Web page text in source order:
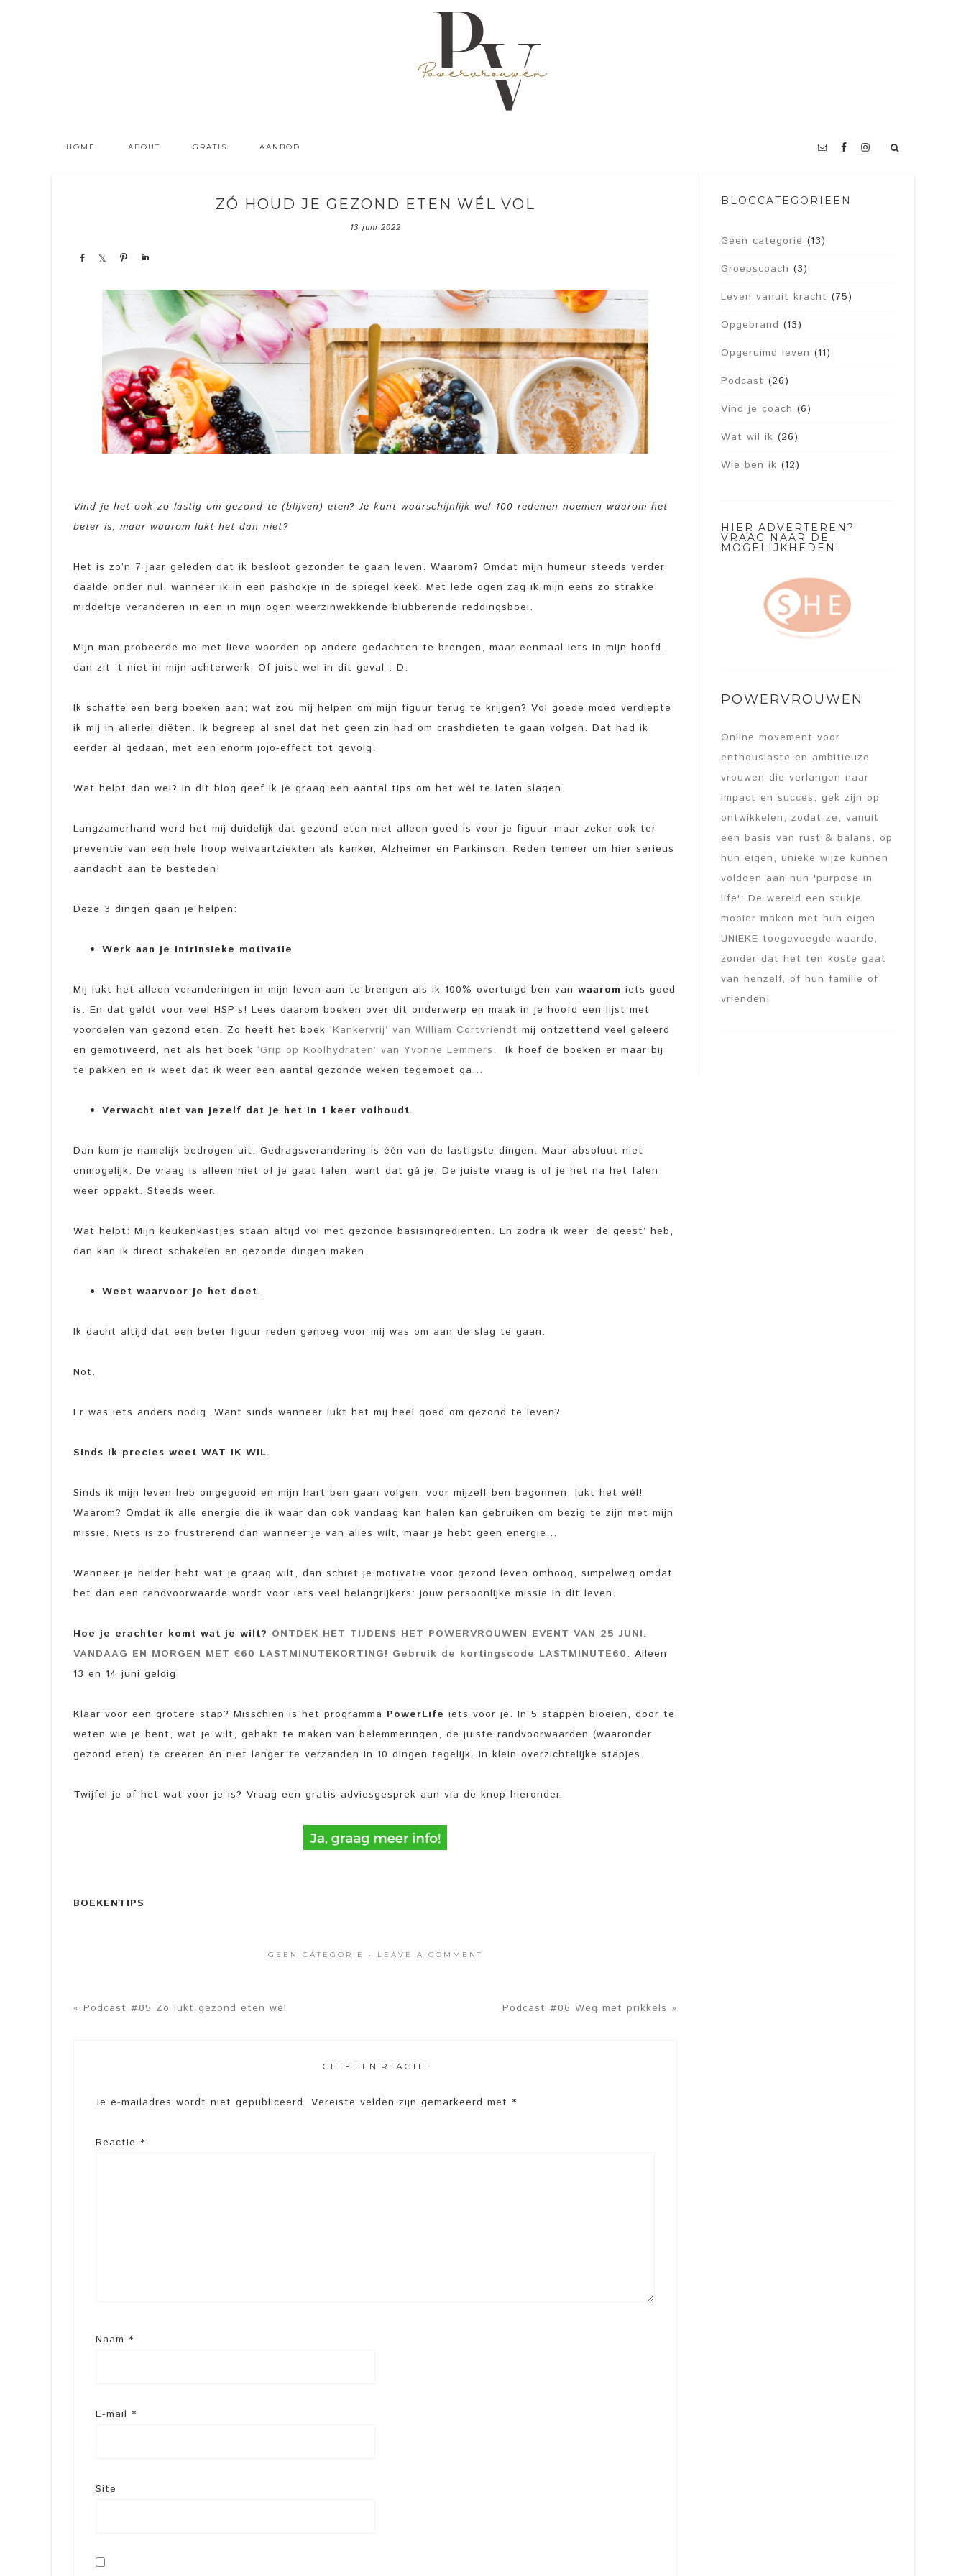
HOME ABOUT GRATIS AANBOD
ZÓ HOUD JE GEZOND ETEN WÉL VOL
13 juni 2022
Share Share Pin
Vind je het ook zo lastig om gezond te (blijven) eten? Je kunt waarschijnlijk wel 100 redenen noemen waarom het
beter is, maar waarom lukt het dan niet?
Het is zo’n 7 jaar geleden dat ik besloot gezonder te gaan leven. Waarom? Omdat mijn humeur steeds verder
daalde onder nul, wanneer ik in een pashokje in de spiegel keek. Met lede ogen zag ik mijn eens zo strakke
middeltje veranderen in een in mijn ogen weerzinwekkende blubberende reddingsboei.
Mijn man probeerde me met lieve woorden op andere gedachten te brengen, maar eenmaal iets in mijn hoofd,
dan zit ’t niet in mijn achterwerk. Of juist wel in dit geval :-D.
Ik schafte een berg boeken aan; wat zou mij helpen om mijn figuur terug te krijgen? Vol goede moed verdiepte
ik mij in allerlei diëten. Ik begreep al snel dat het geen zin had om crashdiëten te gaan volgen. Dat had ik
eerder al gedaan, met een enorm jojo-effect tot gevolg.
Wat helpt dan wel? In dit blog geef ik je graag een aantal tips om het wél te laten slagen.
Langzamerhand werd het mij duidelijk dat gezond eten niet alleen goed is voor je figuur, maar zeker ook ter
preventie van een hele hoop welvaartziekten als kanker, Alzheimer en Parkinson. Reden temeer om hier serieus
aandacht aan te besteden!
Deze 3 dingen gaan je helpen:
Werk aan je intrinsieke motivatie
Mij lukt het alleen veranderingen in mijn leven aan te brengen als ik 100% overtuigd ben van waarom iets goed
is. En dat geldt voor veel HSP’s! Lees daarom boeken over dit onderwerp en maak in je hoofd een lijst met
voordelen van gezond eten. Zo heeft het boek ‘Kankervrij’ van William Cortvriendt mij ontzettend veel geleerd
en gemotiveerd, net als het boek ‘Grip op Koolhydraten’ van Yvonne Lemmers. Ik hoef de boeken er maar bij
te pakken en ik weet dat ik weer een aantal gezonde weken tegemoet ga…
Verwacht niet van jezelf dat je het in 1 keer volhoudt.
Dan kom je namelijk bedrogen uit. Gedragsverandering is één van de lastigste dingen. Maar absoluut niet
onmogelijk. De vraag is alleen niet of je gaat falen, want dat gá je. De juiste vraag is of je het na het falen
weer oppakt. Steeds weer.
Wat helpt: Mijn keukenkastjes staan altijd vol met gezonde basisingrediënten. En zodra ik weer ‘de geest’ heb,
dan kan ik direct schakelen en gezonde dingen maken.
Weet waarvoor je het doet.
Ik dacht altijd dat een beter figuur reden genoeg voor mij was om aan de slag te gaan.
Not.
Er was iets anders nodig. Want sinds wanneer lukt het mij heel goed om gezond te leven?
Sinds ik precies weet WAT IK WIL.
Sinds ik mijn leven heb omgegooid en mijn hart ben gaan volgen, voor mijzelf ben begonnen, lukt het wél!
Waarom? Omdat ik alle energie die ik waar dan ook vandaag kan halen kan gebruiken om bezig te zijn met mijn
missie. Niets is zo frustrerend dan wanneer je van alles wilt, maar je hebt geen energie…
Wanneer je helder hebt wat je graag wilt, dan schiet je motivatie voor gezond leven omhoog, simpelweg omdat
het dan een randvoorwaarde wordt voor iets veel belangrijkers: jouw persoonlijke missie in dit leven.
Hoe je erachter komt wat je wilt? ONTDEK HET TIJDENS HET POWERVROUWEN EVENT VAN 25 JUNI.
VANDAAG EN MORGEN MET €60 LASTMINUTEKORTING! Gebruik de kortingscode LASTMINUTE60. Alleen
13 en 14 juni geldig.
Klaar voor een grotere stap? Misschien is het programma PowerLife iets voor je. In 5 stappen bloeien, door te
weten wie je bent, wat je wilt, gehakt te maken van belemmeringen, de juiste randvoorwaarden (waaronder
gezond eten) te creëren én niet langer te verzanden in 10 dingen tegelijk. In klein overzichtelijke stapjes.
Twijfel je of het wat voor je is? Vraag een gratis adviesgesprek aan via de knop hieronder.
BOEKENTIPS
GEEN CATEGORIE · LEAVE A COMMENT
« Podcast #05 Zó lukt gezond eten wél Podcast #06 Weg met prikkels »
GEEF EEN REACTIE
Je e-mailadres wordt niet gepubliceerd. Vereiste velden zijn gemarkeerd met *
Reactie *
Naam *
E-mail *
Site
BLOGCATEGORIEËN
Geen categorie (13)
Groepscoach (3)
Leven vanuit kracht (75)
Opgebrand (13)
Opgeruimd leven (11)
Podcast (26)
Vind je coach (6)
Wat wil ik (26)
Wie ben ik (12)
HIER ADVERTEREN?
VRAAG NAAR DE
MOGELIJKHEDEN!
POWERVROUWEN
Online movement voor
enthousiaste en ambitieuze
vrouwen die verlangen naar
impact en succes, gek zijn op
ontwikkelen, zodat ze, vanuit
een basis van rust & balans, op
hun eigen, unieke wijze kunnen
voldoen aan hun 'purpose in
life': De wereld een stukje
mooier maken met hun eigen
UNIEKE toegevoegde waarde,
zonder dat het ten koste gaat
van henzelf, of hun familie of
vrienden!